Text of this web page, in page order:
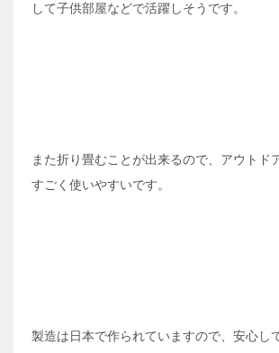
して子供部屋などで活躍しそうです。
また折り畳むことが出来るので、アウトド
すごく使いやすいです。
製造は日本で作られていますので、安心し